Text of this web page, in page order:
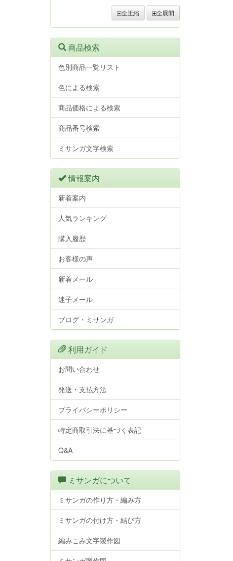
全圧縮 全展開
商品検索
色別商品一覧リスト
色による検索
商品価格による検索
商品番号検索
ミサンガ文字検索
情報案内
新着案内
人気ランキング
購入履歴
お客様の声
新着メール
迷子メール
ブログ・ミサンガ
利用ガイド
お問い合わせ
発送・支払方法
プライバシーポリシー
特定商取引法に基づく表記
Q&A
ミサンガについて
ミサンガの作り方・編み方
ミサンガの付け方・結び方
編みこみ文字製作図